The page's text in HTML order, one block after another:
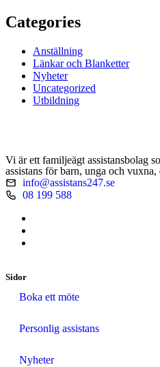
Categories
Anställning
Länkar och Blanketter
Nyheter
Uncategorized
Utbildning
Vi är ett familjeägt assistansbolag
assistans för barn, unga och
info@assistans247.se
08 199 588
Sidor
Boka ett möte
Personlig assistans
Nyheter